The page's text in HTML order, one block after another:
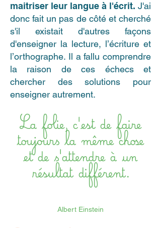
maitriser leur langue à l'écrit. J'ai
donc fait un pas de côté et cherché
s'il existait d'autres façons
d'enseigner la lecture, l’écriture et
l’orthographe. Il a fallu comprendre
la raison de ces échecs et
chercher des solutions pour
enseigner autrement.
La folie, c'est de faire
toujours la même chose
et de s'attendre à un
résultat différent.
Albert Einstein